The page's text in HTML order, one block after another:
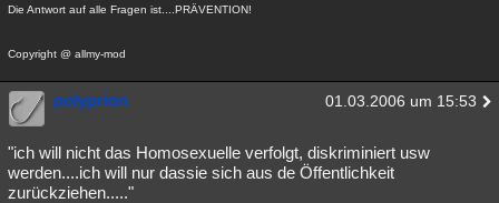
Die Antwort auf alle Fragen ist....PRÄVENTION!
Copyright @ allmy-mod
polyprion 01.03.2006 um 15:53
"ich will nicht das Homosexuelle verfolgt, diskriminiert usw
werden....ich will nur dassie sich aus de Öffentlichkeit
zurückziehen....."